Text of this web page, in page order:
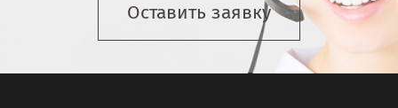
Оставить заявку